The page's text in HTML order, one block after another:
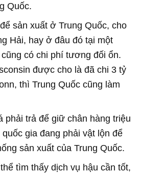
Quốc.
sản xuất ở Trung Quốc, cho
Hải, hay ở đâu đó tại một
có chi phí tương đối ổn.
được cho là đã chi 3 tỷ
thì Trung Quốc cũng làm
phải trả để giữ chân hàng triệu
gia đang phải vật lộn để
sản xuất của Trung Quốc.
tìm thấy dịch vụ hậu cần tốt,